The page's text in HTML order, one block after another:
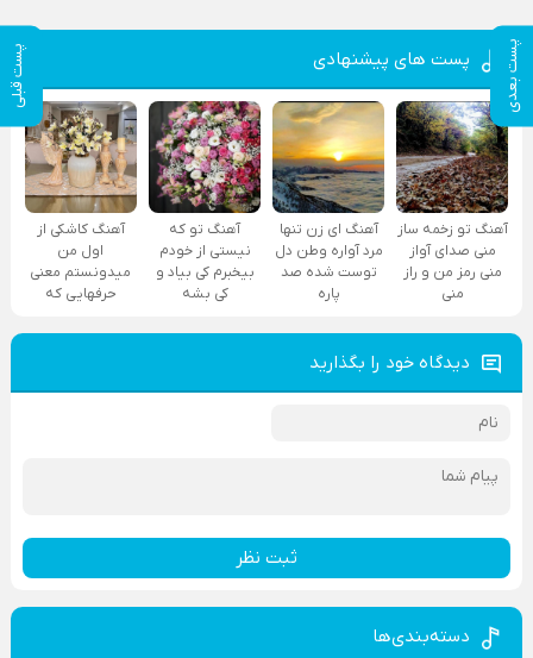
پست بعدی پست قبلی پست های پیشنهادی
آهنگ تو زخمه ساز
منی صدای آواز
منی رمز من و راز
منی
آهنگ ای زن تنها
مرد آواره وطن دل
توست شده صد
پاره
آهنگ تو که
نیستی از خودم
بیخبرم کی بیاد و
کی بشه
آهنگ کاشکی از
اول من
میدونستم معنی
حرفهایی که
دیدگاه خود را بگذارید
ثبت نظر
دسته‌بندی‌ها